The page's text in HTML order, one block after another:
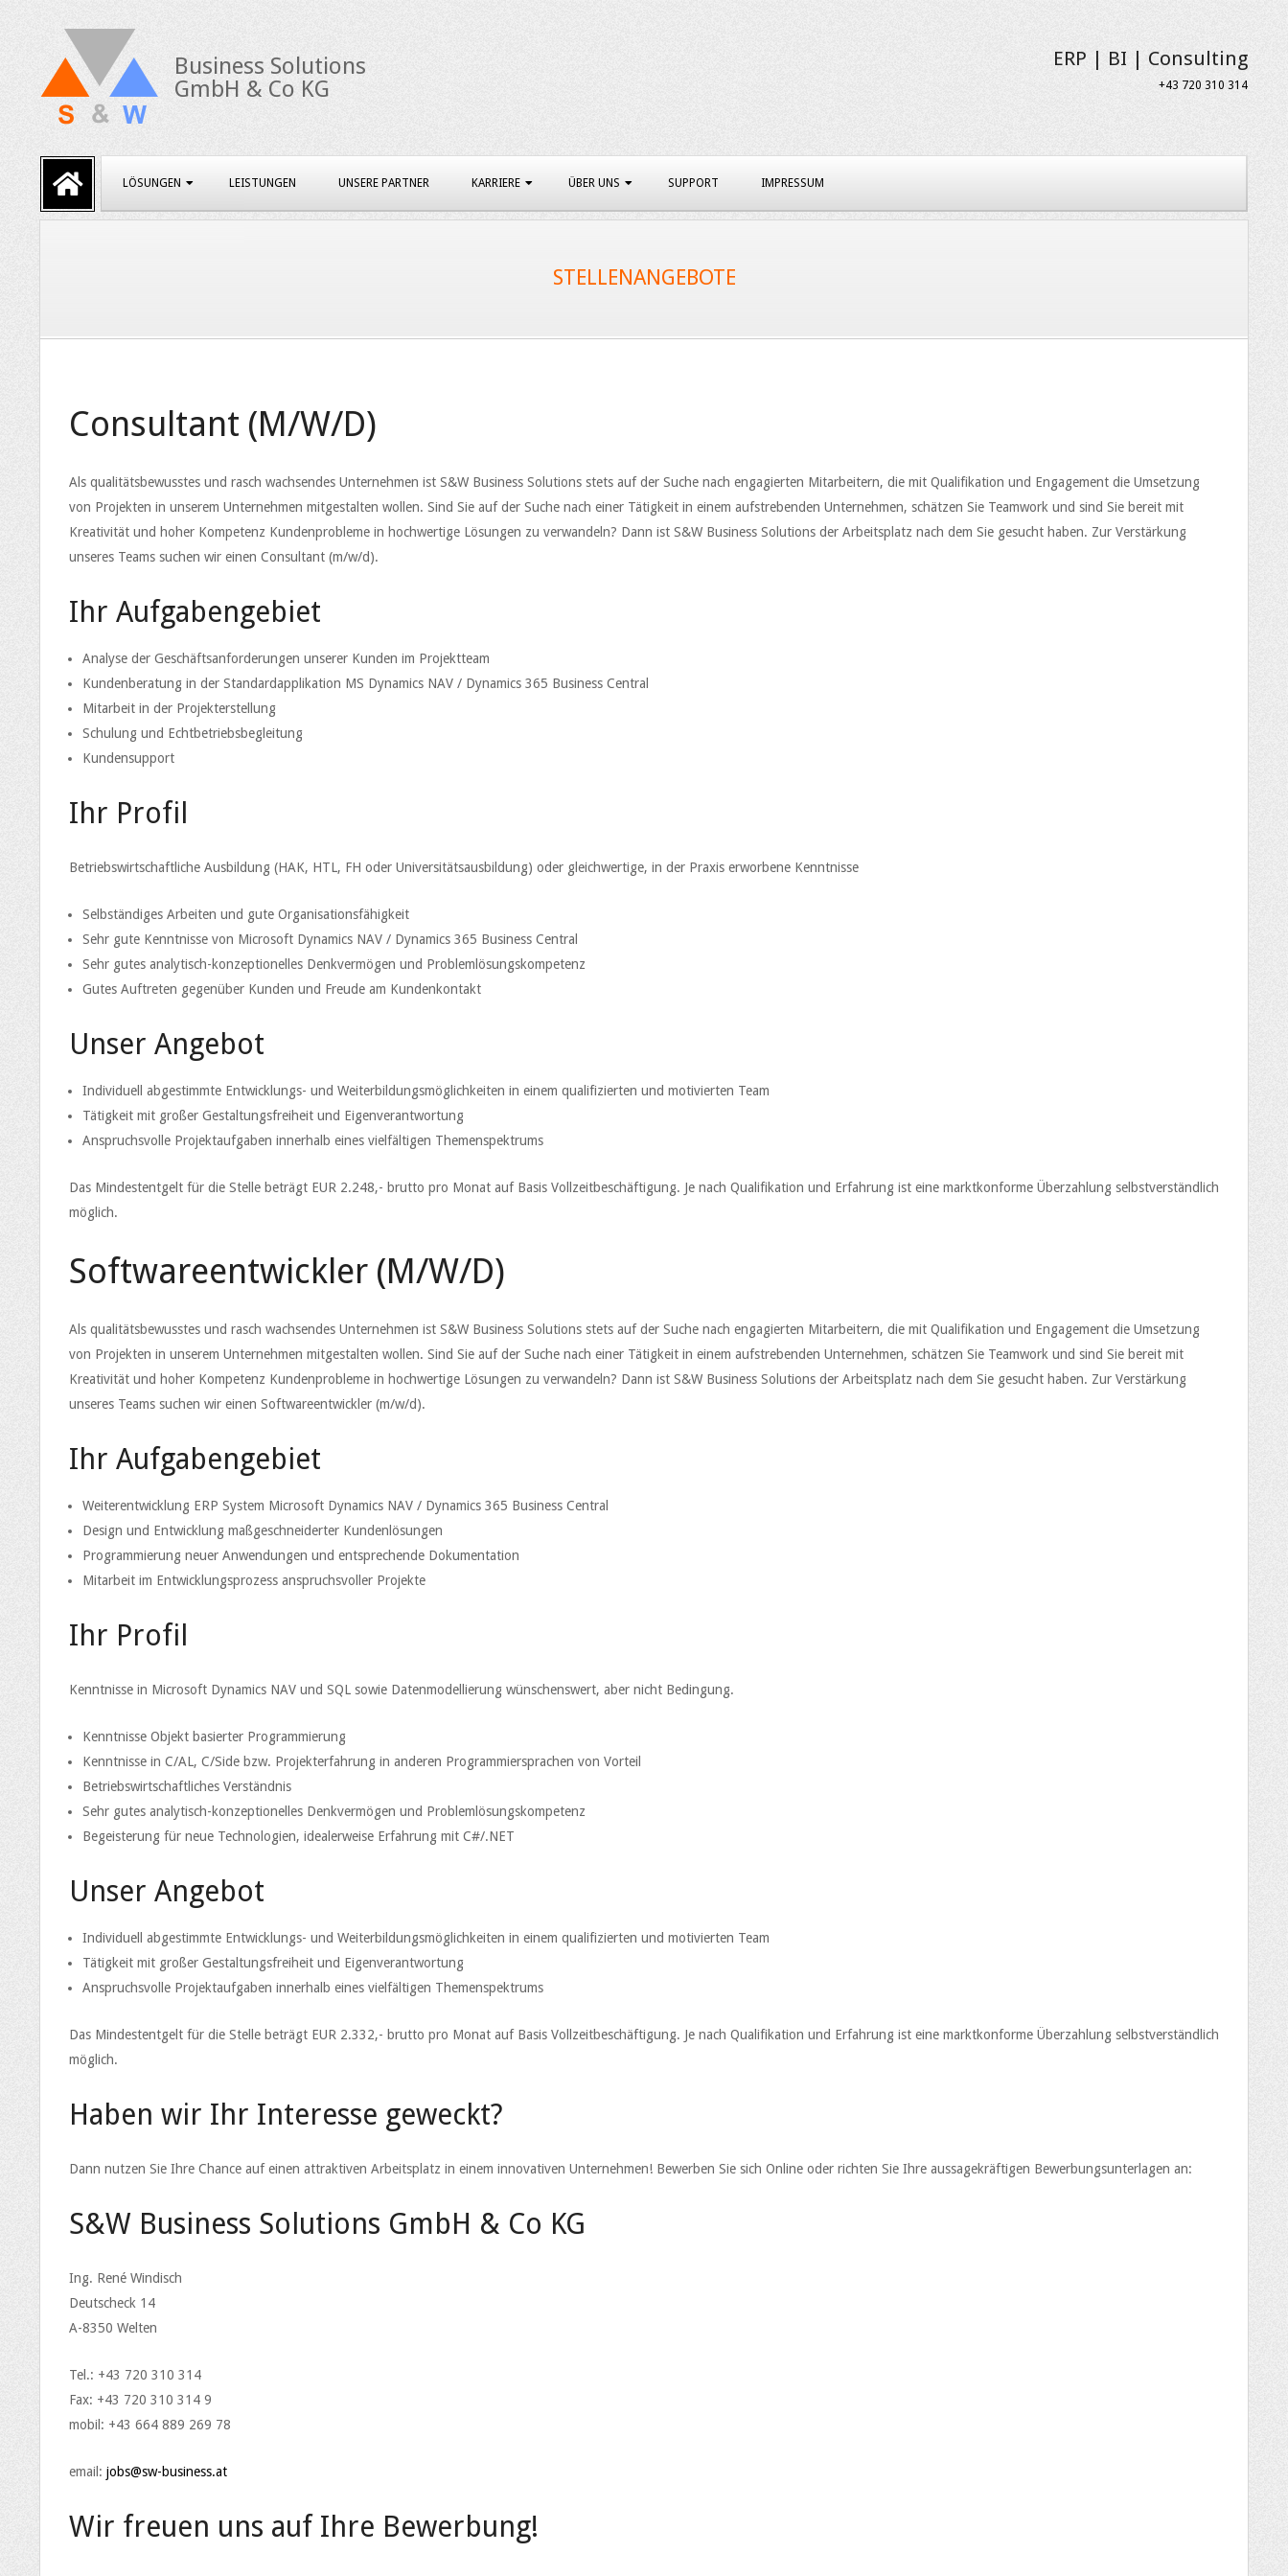
Business Solutions
GmbH & Co KG
ERP | BI | Consulting
+43 720 310 314
Navigation
Menu
LÖSUNGEN LEISTUNGEN UNSERE PARTNER KARRIERE ÜBER UNS SUPPORT IMPRESSUM
STELLENANGEBOTE
Consultant (M/W/D)
Als qualitätsbewusstes und rasch wachsendes Unternehmen ist S&W Business Solutions stets auf der Suche nach engagierten Mitarbeitern, die mit Qualifikation und Engagement die Umsetzung
von Projekten in unserem Unternehmen mitgestalten wollen. Sind Sie auf der Suche nach einer Tätigkeit in einem aufstrebenden Unternehmen, schätzen Sie Teamwork und sind Sie bereit mit
Kreativität und hoher Kompetenz Kundenprobleme in hochwertige Lösungen zu verwandeln? Dann ist S&W Business Solutions der Arbeitsplatz nach dem Sie gesucht haben. Zur Verstärkung
unseres Teams suchen wir einen Consultant (m/w/d).
Ihr Aufgabengebiet
Analyse der Geschäftsanforderungen unserer Kunden im Projektteam
Kundenberatung in der Standardapplikation MS Dynamics NAV / Dynamics 365 Business Central
Mitarbeit in der Projekterstellung
Schulung und Echtbetriebsbegleitung
Kundensupport
Ihr Profil
Betriebswirtschaftliche Ausbildung (HAK, HTL, FH oder Universitätsausbildung) oder gleichwertige, in der Praxis erworbene Kenntnisse
Selbständiges Arbeiten und gute Organisationsfähigkeit
Sehr gute Kenntnisse von Microsoft Dynamics NAV / Dynamics 365 Business Central
Sehr gutes analytisch-konzeptionelles Denkvermögen und Problemlösungskompetenz
Gutes Auftreten gegenüber Kunden und Freude am Kundenkontakt
Unser Angebot
Individuell abgestimmte Entwicklungs- und Weiterbildungsmöglichkeiten in einem qualifizierten und motivierten Team
Tätigkeit mit großer Gestaltungsfreiheit und Eigenverantwortung
Anspruchsvolle Projektaufgaben innerhalb eines vielfältigen Themenspektrums
Das Mindestentgelt für die Stelle beträgt EUR 2.248,- brutto pro Monat auf Basis Vollzeitbeschäftigung. Je nach Qualifikation und Erfahrung ist eine marktkonforme Überzahlung selbstverständlich
möglich.
Softwareentwickler (M/W/D)
Als qualitätsbewusstes und rasch wachsendes Unternehmen ist S&W Business Solutions stets auf der Suche nach engagierten Mitarbeitern, die mit Qualifikation und Engagement die Umsetzung
von Projekten in unserem Unternehmen mitgestalten wollen. Sind Sie auf der Suche nach einer Tätigkeit in einem aufstrebenden Unternehmen, schätzen Sie Teamwork und sind Sie bereit mit
Kreativität und hoher Kompetenz Kundenprobleme in hochwertige Lösungen zu verwandeln? Dann ist S&W Business Solutions der Arbeitsplatz nach dem Sie gesucht haben. Zur Verstärkung
unseres Teams suchen wir einen Softwareentwickler (m/w/d).
Ihr Aufgabengebiet
Weiterentwicklung ERP System Microsoft Dynamics NAV / Dynamics 365 Business Central
Design und Entwicklung maßgeschneiderter Kundenlösungen
Programmierung neuer Anwendungen und entsprechende Dokumentation
Mitarbeit im Entwicklungsprozess anspruchsvoller Projekte
Ihr Profil
Kenntnisse in Microsoft Dynamics NAV und SQL sowie Datenmodellierung wünschenswert, aber nicht Bedingung.
Kenntnisse Objekt basierter Programmierung
Kenntnisse in C/AL, C/Side bzw. Projekterfahrung in anderen Programmiersprachen von Vorteil
Betriebswirtschaftliches Verständnis
Sehr gutes analytisch-konzeptionelles Denkvermögen und Problemlösungskompetenz
Begeisterung für neue Technologien, idealerweise Erfahrung mit C#/.NET
Unser Angebot
Individuell abgestimmte Entwicklungs- und Weiterbildungsmöglichkeiten in einem qualifizierten und motivierten Team
Tätigkeit mit großer Gestaltungsfreiheit und Eigenverantwortung
Anspruchsvolle Projektaufgaben innerhalb eines vielfältigen Themenspektrums
Das Mindestentgelt für die Stelle beträgt EUR 2.332,- brutto pro Monat auf Basis Vollzeitbeschäftigung. Je nach Qualifikation und Erfahrung ist eine marktkonforme Überzahlung selbstverständlich
möglich.
Haben wir Ihr Interesse geweckt?
Dann nutzen Sie Ihre Chance auf einen attraktiven Arbeitsplatz in einem innovativen Unternehmen! Bewerben Sie sich Online oder richten Sie Ihre aussagekräftigen Bewerbungsunterlagen an:
S&W Business Solutions GmbH & Co KG
Ing. René Windisch
Deutscheck 14
A-8350 Welten
Tel.: +43 720 310 314
Fax: +43 720 310 314 9
mobil: +43 664 889 269 78
email: jobs@sw-business.at
Wir freuen uns auf Ihre Bewerbung!